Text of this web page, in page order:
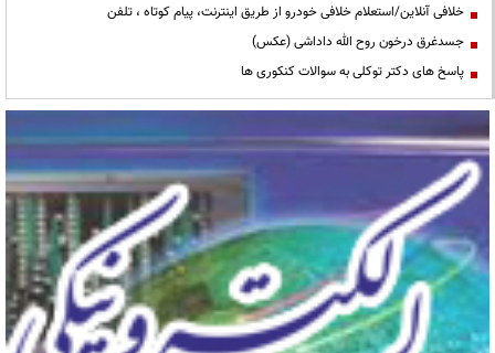
خلافی آنلاین/استعلام خلافی خودرو از طریق اینترنت، پیام کوتاه ، تلفن
جسدغرق درخون روح الله داداشی (عکس)
پاسخ های دکتر توکلی به سوالات کنکوری ها